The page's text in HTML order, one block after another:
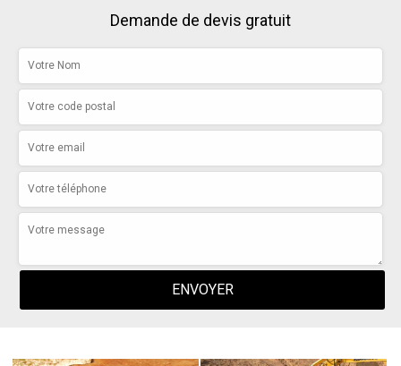
Demande de devis gratuit